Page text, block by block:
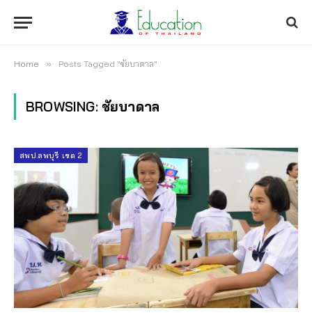
Home » Posts Tagged "ชัยบาดาล"
BROWSING: ชัยบาดาล
สพป.ลพบุรี เขต 2